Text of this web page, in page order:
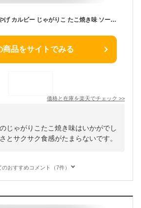
関西 大阪 お土産 おみやげ カルビー じゃがりこ たこ焼き味 ソースマヨ風味 8袋入り 160g(20g×8) お菓子 スナック 限定 兵庫 京都 和歌山 奈良 滋賀 観光 修学旅行 旅行 道頓堀 通天閣 近畿 個包装
商品をサイトでみる
価格と在庫を楽天でチェック >>
じゃがりこたこ焼き味はいかがでし
とサクサク食感がたまらないです。
のおすすめコメント（7件）